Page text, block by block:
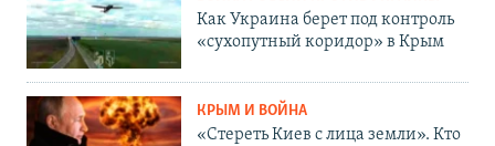
Как Украина берет под контроль
«сухопутный коридор» в Крым
КРЫМ И ВОЙНА
«Стереть Киев с лица земли». Кто